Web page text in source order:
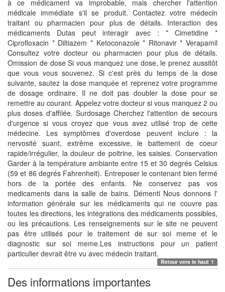
à ce médicament va improbable, mais chercher l'attention
médicale immédiate s'il se produit. Contactez votre médecin
traitant ou pharmacien pour plus de détails. Interaction des
médicaments Dutas peut interagir avec : * Cimetidine *
Ciprofloxacin * Diltiazem * Ketoconazole * Ritonavir * Verapamil
Consultez votre docteur ou pharmacien pour plus de détails.
Omission de dose Si vous manquez une dose, le prenez aussitôt
que vous vous souvenez. Si c'est près du temps de la dose
suivante, sautez la dose manquée et reprenez votre programme
de dosage ordinaire. Il ne doit pas doubler la dose pour se
remettre au courant. Appelez votre docteur si vous manquez 2 ou
plus doses d'affilée. Surdosage Cherchez l'attention de secours
d'urgence si vous croyez que vous avez utilisé trop de cette
médecine. Les symptômes d'overdose peuvent inclure : la
nervosité suant, extrême excessive, le battement de coeur
rapide/irrégulier, la douleur de poitrine, les saisies. Conservation
Garder à la température ambiante entre 15 et 30 degrés Celsius
(59 et 86 degrés Fahrenheit). Entreposer le contenant bien fermé
hors de la portée des enfants. Ne conservez pas vos
medicaments dans la salle de bains. Démenti Nous donnons l'
information générale sur les médicaments qui ne couvre pas
toutes les directions, les intégrations des médicaments possibles,
ou les précautions. Les renseignements sur le site ne peuvent
pas être utilisés pour le traitement de sur soi meme et le
diagnostic sur soi meme.Les instructions pour un patient
particulier devrait être vu avec médecin traitant.
Retour vers le haut ↑
Des informations importantes